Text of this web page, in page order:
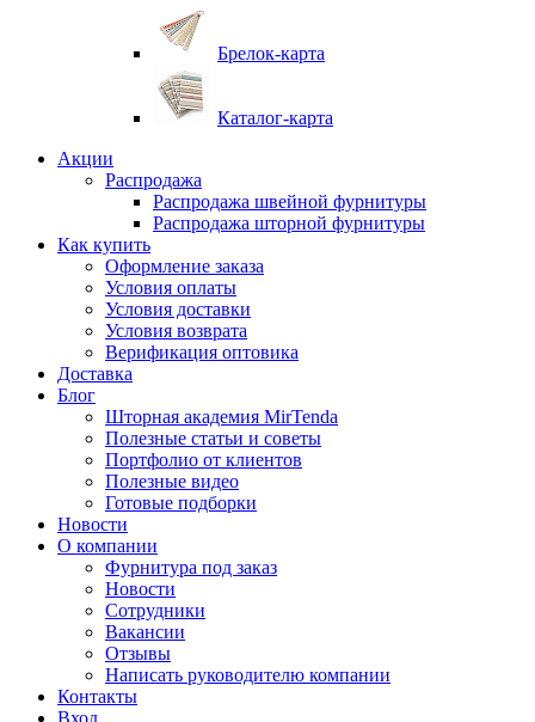
Брелок-карта
Каталог-карта
Акции
Распродажа
Распродажа швейной фурнитуры
Распродажа шторной фурнитуры
Как купить
Оформление заказа
Условия оплаты
Условия доставки
Условия возврата
Верификация оптовика
Доставка
Блог
Шторная академия MirTenda
Полезные статьи и советы
Портфолио от клиентов
Полезные видео
Готовые подборки
Новости
О компании
Фурнитура под заказ
Новости
Сотрудники
Вакансии
Отзывы
Написать руководителю компании
Контакты
Вход